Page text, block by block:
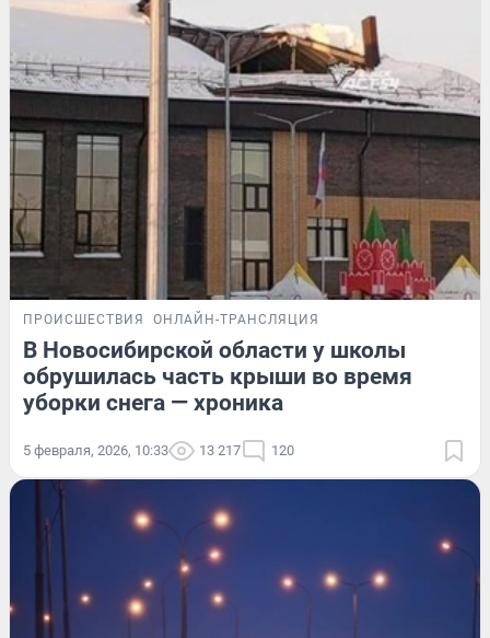
ПРОИСШЕСТВИЯ ОНЛАЙН-ТРАНСЛЯЦИЯ
В Новосибирской области у школы
обрушилась часть крыши во время
уборки снега — хроника
5 февраля, 2026, 10:33 13 217 120